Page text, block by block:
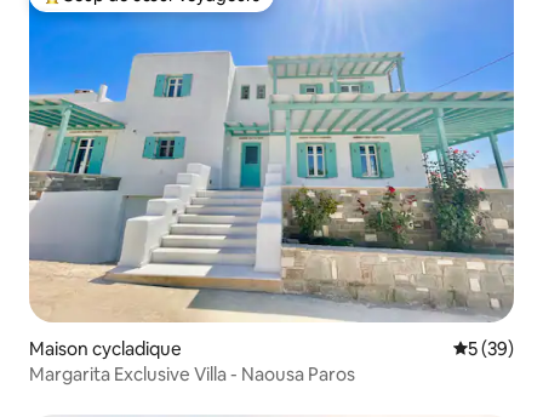
Coups de cœur voyageurs les plus appréciés
Maison cycladique
5 (39)
Margarita Exclusive Villa - Naousa Paros